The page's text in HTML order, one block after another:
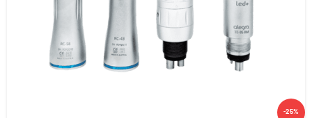
-25%